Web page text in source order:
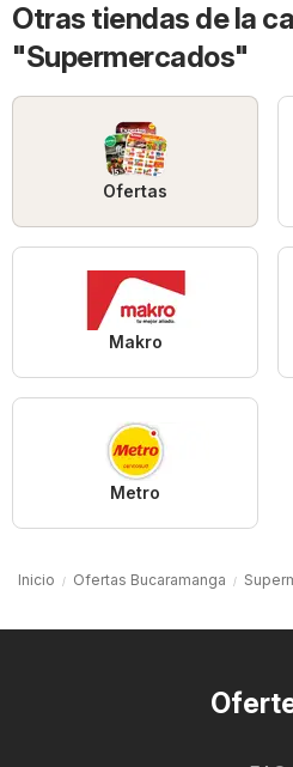
Otras tiendas de la
"Supermercados"
Ofertas
Makro
Metro
Inicio Ofertas Bucaramanga